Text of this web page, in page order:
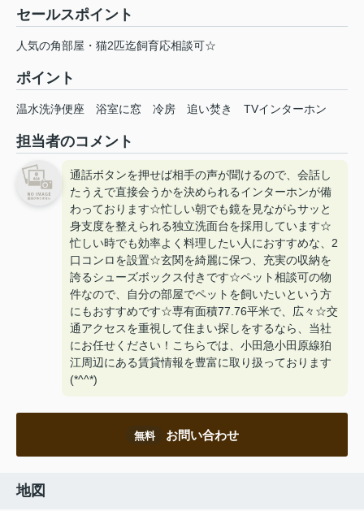
セールスポイント
人気の角部屋・猫2匹迄飼育応相談可☆
ポイント
温水洗浄便座 浴室に窓 冷房 追い焚き TVインターホン
担当者のコメント
通話ボタンを押せば相手の声が聞けるので、会話し
たうえで直接会うかを決められるインターホンが備
わっております☆忙しい朝でも鏡を見ながらサッと
身支度を整えられる独立洗面台を採用しています☆
忙しい時でも効率よく料理したい人におすすめな、2
口コンロを設置☆玄関を綺麗に保つ、充実の収納を
誇るシューズボックス付きです☆ペット相談可の物
件なので、自分の部屋でペットを飼いたいという方
にもおすすめです☆専有面積77.76平米で、広々☆交
通アクセスを重視して住まい探しをするなら、当社
にお任せください！こちらでは、小田急小田原線狛
江周辺にある賃貸情報を豊富に取り扱っております
(*^^*)
無料 お問い合わせ
地図